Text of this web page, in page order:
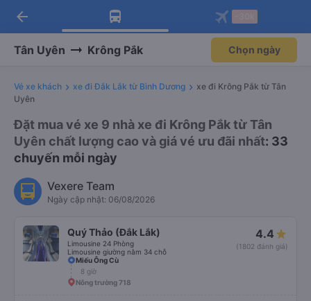
Tải app Vexere ngay!
Nhận ưu đãi thành viên độc
Mở app
Tải app Vexere
-30k/ghế khi đặt vé máy bay qua
Mở app
arrow_back
Tân Uyên Krông Pắk Chọn ngày
Vé xe khách xe đi Đắk Lắk từ Bình Dương
xe đi Krông Pắk từ Tân
Uyên
Đặt mua vé xe 9 nhà xe đi Krông Pắk từ Tân
Uyên chất lượng cao và giá vé ưu đãi nhất: 33
chuyến mỗi ngày
Vexere Team
Ngày cập nhật: 06/08/2026
Quý Thảo (Đắk Lắk)
Limousine 24 Phòng
Limousine giường nằm 34 chỗ
4.4
(1802 đánh giá)
Miếu Ông Cù
8 giờ
Nông trường 718